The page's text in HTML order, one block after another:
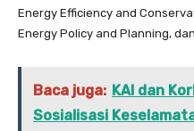
Energy Efficiency and
Energy Policy and Planning,
Baca juga: KAI dan
Sosialisasi